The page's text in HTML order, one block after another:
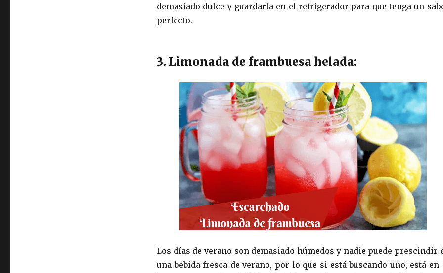
demasiado dulce y guardarla en el refrigerador para que tenga un
perfecto.
3. Limonada de frambuesa helada:
Los días de verano son demasiado húmedos y nadie puede prescindir
una bebida fresca de verano, por lo que si está buscando uno, está en